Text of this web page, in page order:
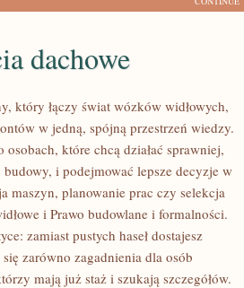
dachowe
który łączy świat wózków widłowych,
w jedną, spójną przestrzeń wiedzy.
które chcą działać sprawniej,
i podejmować lepsze decyzje w
maszyn, planowanie prac czy selekcja
i Prawo budowlane i formalności.
zamiast pustych haseł dostajesz
zarówno zagadnienia dla osób
mają już staż i szukają szczegółów.